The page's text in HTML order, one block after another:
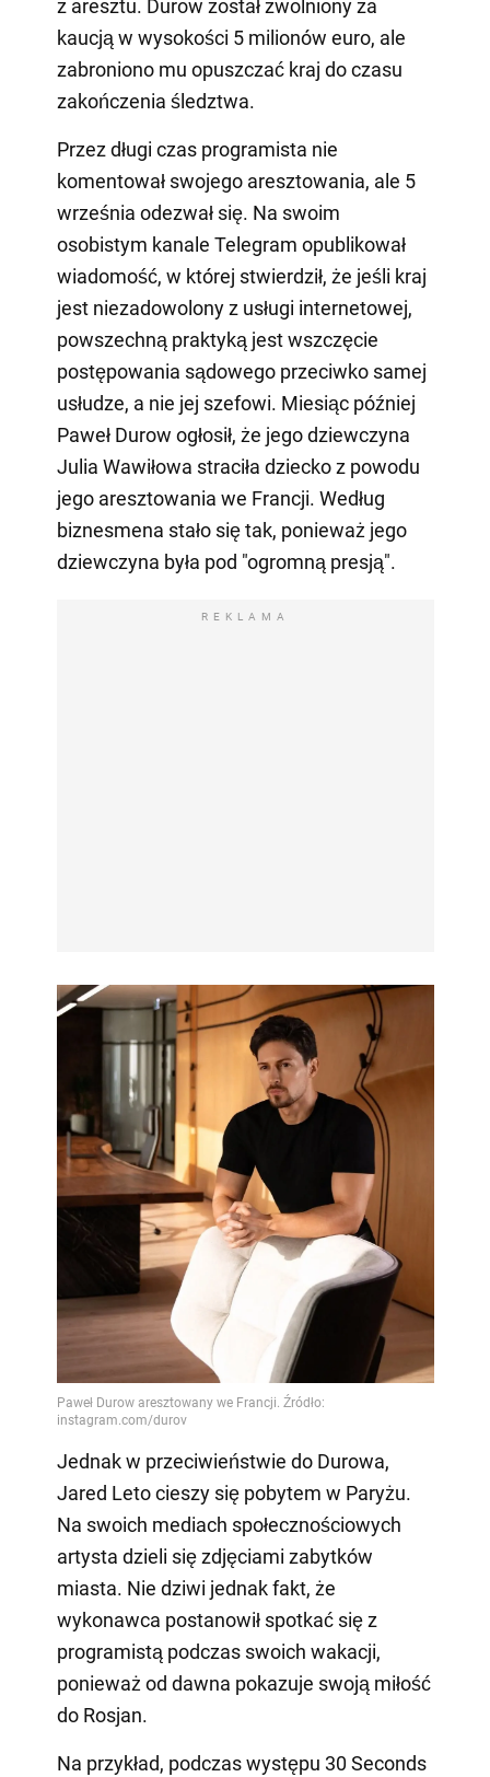
z aresztu. Durow został zwolniony za
kaucją w wysokości 5 milionów euro, ale
zabroniono mu opuszczać kraj do czasu
zakończenia śledztwa.
Przez długi czas programista nie
komentował swojego aresztowania, ale 5
września odezwał się. Na swoim
osobistym kanale Telegram opublikował
wiadomość, w której stwierdził, że jeśli kraj
jest niezadowolony z usługi internetowej,
powszechną praktyką jest wszczęcie
postępowania sądowego przeciwko samej
usłudze, a nie jej szefowi. Miesiąc później
Paweł Durow ogłosił, że jego dziewczyna
Julia Wawiłowa straciła dziecko z powodu
jego aresztowania we Francji. Według
biznesmena stało się tak, ponieważ jego
dziewczyna była pod "ogromną presją".
REKLAMA
Jednak w przeciwieństwie do Durowa,
Jared Leto cieszy się pobytem w Paryżu.
Na swoich mediach społecznościowych
artysta dzieli się zdjęciami zabytków
miasta. Nie dziwi jednak fakt, że
wykonawca postanowił spotkać się z
programistą podczas swoich wakacji,
ponieważ od dawna pokazuje swoją miłość
do Rosjan.
Na przykład, podczas występu 30 Seconds